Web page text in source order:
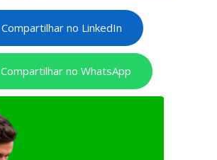
Compartilhar no LinkedIn
Compartilhar no WhatsApp